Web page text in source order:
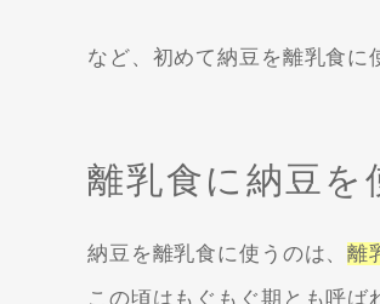
など、初めて納豆を離乳食に
離乳食に納豆を
納豆を離乳食に使うのは、離
この頃はもぐもぐ期とも呼ば